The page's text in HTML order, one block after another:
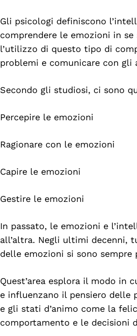
Gli psicologi definiscono
comprendere le emozioni in
l’utilizzo di questo tipo di
problemi e comunicare con gli
Secondo gli studiosi, ci sono
Percepire le emozioni
Ragionare con le emozioni
Capire le emozioni
Gestire le emozioni
In passato, le emozioni e
all’altra. Negli ultimi decenni,
delle emozioni si sono
Quest’area esplora il modo in
e influenzano il pensiero delle
e gli stati d’animo come la
comportamento e le decisioni